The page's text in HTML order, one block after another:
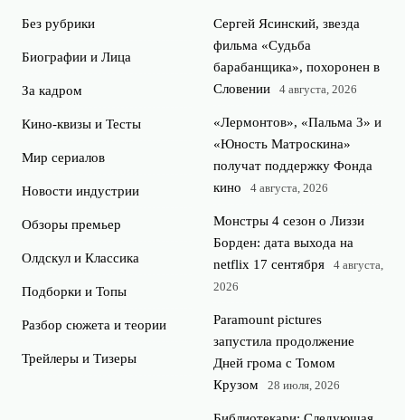
Без рубрики
Биографии и Лица
За кадром
Кино-квизы и Тесты
Мир сериалов
Новости индустрии
Обзоры премьер
Олдскул и Классика
Подборки и Топы
Разбор сюжета и теории
Трейлеры и Тизеры
Сергей Ясинский, звезда
фильма «Судьба
барабанщика», похоронен в
Словении
4 августа, 2026
«Лермонтов», «Пальма 3» и
«Юность Матроскина»
получат поддержку Фонда
кино
4 августа, 2026
Монстры 4 сезон о Лиззи
Борден: дата выхода на
netflix 17 сентября
4 августа,
2026
Paramount pictures
запустила продолжение
Дней грома с Томом
Крузом
28 июля, 2026